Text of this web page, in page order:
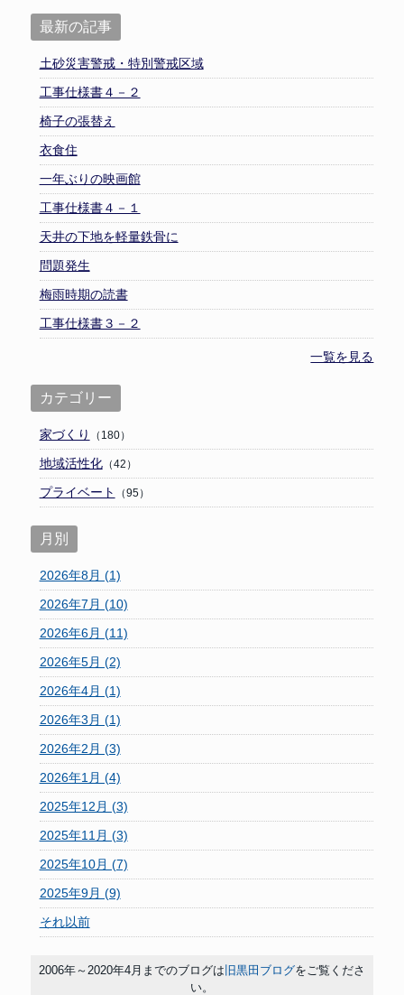
最新の記事
土砂災害警戒・特別警戒区域
工事仕様書４－２
椅子の張替え
衣食住
一年ぶりの映画館
工事仕様書４－１
天井の下地を軽量鉄骨に
問題発生
梅雨時期の読書
工事仕様書３－２
一覧を見る
カテゴリー
家づくり （180）
地域活性化（42）
プライベート （95）
月別
2026年8月 (1)
2026年7月 (10)
2026年6月 (11)
2026年5月 (2)
2026年4月 (1)
2026年3月 (1)
2026年2月 (3)
2026年1月 (4)
2025年12月 (3)
2025年11月 (3)
2025年10月 (7)
2025年9月 (9)
それ以前
2006年～2020年4月までのブログは 旧黒田ブログをご覧くださ
い。